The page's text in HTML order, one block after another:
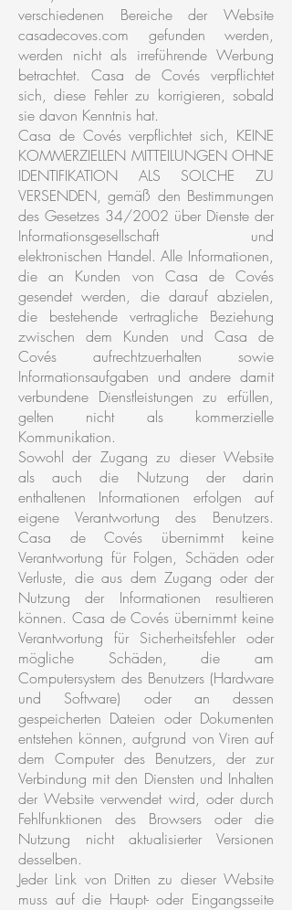
verschiedenen Bereiche der Website
casadecoves.com gefunden werden,
werden nicht als irreführende Werbung
betrachtet. Casa de Covés verpflichtet
sich, diese Fehler zu korrigieren, sobald
sie davon Kenntnis hat.
Casa de Covés verpflichtet sich, KEINE
KOMMERZIELLEN MITTEILUNGEN OHNE
IDENTIFIKATION ALS SOLCHE ZU
VERSENDEN, gemäß den Bestimmungen
des Gesetzes 34/2002 über Dienste der
Informationsgesellschaft und
elektronischen Handel. Alle Informationen,
die an Kunden von Casa de Covés
gesendet werden, die darauf abzielen,
die bestehende vertragliche Beziehung
zwischen dem Kunden und Casa de
Covés aufrechtzuerhalten sowie
Informationsaufgaben und andere damit
verbundene Dienstleistungen zu erfüllen,
gelten nicht als kommerzielle
Kommunikation.
Sowohl der Zugang zu dieser Website
als auch die Nutzung der darin
enthaltenen Informationen erfolgen auf
eigene Verantwortung des Benutzers.
Casa de Covés übernimmt keine
Verantwortung für Folgen, Schäden oder
Verluste, die aus dem Zugang oder der
Nutzung der Informationen resultieren
können. Casa de Covés übernimmt keine
Verantwortung für Sicherheitsfehler oder
mögliche Schäden, die am
Computersystem des Benutzers (Hardware
und Software) oder an dessen
gespeicherten Dateien oder Dokumenten
entstehen können, aufgrund von Viren auf
dem Computer des Benutzers, der zur
Verbindung mit den Diensten und Inhalten
der Website verwendet wird, oder durch
Fehlfunktionen des Browsers oder die
Nutzung nicht aktualisierter Versionen
desselben.
Jeder Link von Dritten zu dieser Website
muss auf die Haupt- oder Eingangsseite